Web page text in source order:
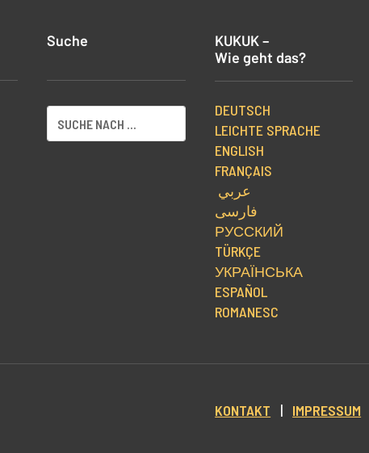
Suche
KUKUK –
Wie geht das?
DEUTSCH
LEICHTE SPRACHE
ENGLISH
FRANÇAIS
عربي
فارسی
РУССКИЙ
TÜRKÇE
УКРАЇНСЬКА
ESPAÑOL
ROMANESC
KONTAKT | IMPRESSUM